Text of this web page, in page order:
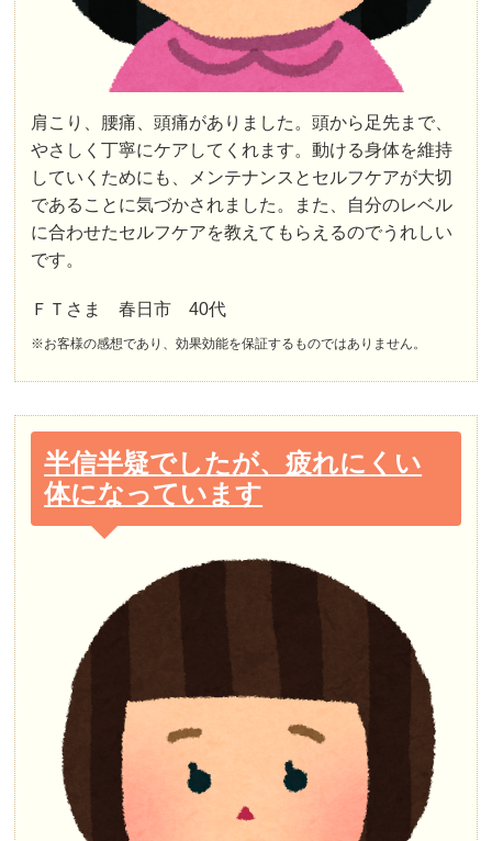
肩こり、腰痛、頭痛がありました。頭から足先まで、
やさしく丁寧にケアしてくれます。動ける身体を維持
していくためにも、メンテナンスとセルフケアが大切
であることに気づかされました。また、自分のレベル
に合わせたセルフケアを教えてもらえるのでうれしい
です。
ＦＴさま 春日市 40代
※お客様の感想であり、効果効能を保証するものではありません。
半信半疑でしたが、疲れにくい
体になっています